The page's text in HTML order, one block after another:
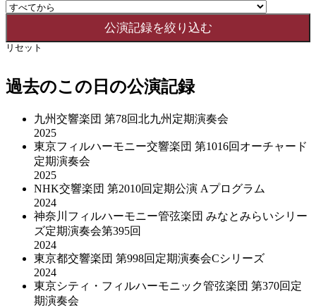
リセット
過去のこの日の公演記録
九州交響楽団 第78回北九州定期演奏会
2025
東京フィルハーモニー交響楽団 第1016回オーチャード
定期演奏会
2025
NHK交響楽団 第2010回定期公演 Aプログラム
2024
神奈川フィルハーモニー管弦楽団 みなとみらいシリー
ズ定期演奏会第395回
2024
東京都交響楽団 第998回定期演奏会Cシリーズ
2024
東京シティ・フィルハーモニック管弦楽団 第370回定
期演奏会